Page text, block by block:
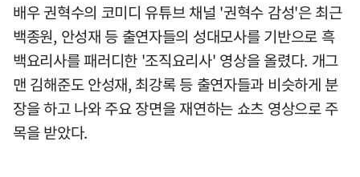
배우 권혁수의 코미디 유튜브 채널 '권혁수 감성'은 최근
백종원, 안성재 등 출연자들의 성대모사를 기반으로 흑
백요리사를 패러디한 '조직요리사' 영상을 올렸다. 개그
맨 김해준도 안성재, 최강록 등 출연자들과 비슷하게 분
장을 하고 나와 주요 장면을 재연하는 쇼츠 영상으로 주
목을 받았다.